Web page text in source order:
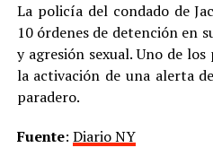
La policía del condado de
10 órdenes de detención en
y agresión sexual. Uno de
la activación de una alerta
paradero.
Fuente: Diario NY